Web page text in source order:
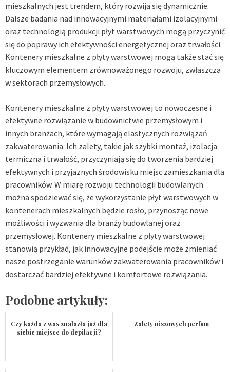
mieszkalnych jest trendem, który rozwija się dynamicznie.
Dalsze badania nad innowacyjnymi materiałami izolacyjnymi
oraz technologią produkcji płyt warstwowych mogą przyczynić
się do poprawy ich efektywności energetycznej oraz trwałości.
Kontenery mieszkalne z płyty warstwowej mogą także stać się
kluczowym elementem zrównoważonego rozwoju, zwłaszcza
w sektorach przemysłowych.
Kontenery mieszkalne z płyty warstwowej to nowoczesne i
efektywne rozwiązanie w budownictwie przemysłowym i
innych branżach, które wymagają elastycznych rozwiązań
zakwaterowania. Ich zalety, takie jak szybki montaż, izolacja
termiczna i trwałość, przyczyniają się do tworzenia bardziej
efektywnych i przyjaznych środowisku miejsc zamieszkania dla
pracowników. W miarę rozwoju technologii budowlanych
można spodziewać się, że wykorzystanie płyt warstwowych w
kontenerach mieszkalnych będzie rosło, przynosząc nowe
możliwości i wyzwania dla branży budowlanej oraz
przemysłowej. Kontenery mieszkalne z płyty warstwowej
stanowią przykład, jak innowacyjne podejście może zmieniać
nasze postrzeganie warunków zakwaterowania pracowników i
dostarczać bardziej efektywne i komfortowe rozwiązania.
Podobne artykuły:
Czy każda z was znalazła już dla
siebie miejsce do depilacji?
Zalety niszowych perfum